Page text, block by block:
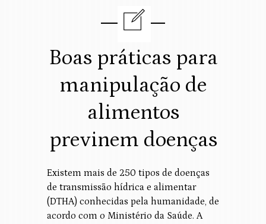
Boas práticas para
manipulação de
alimentos
previnem doenças
Existem mais de 250 tipos de doenças
de transmissão hídrica e alimentar
(DTHA) conhecidas pela humanidade, de
acordo com o Ministério da Saúde. A